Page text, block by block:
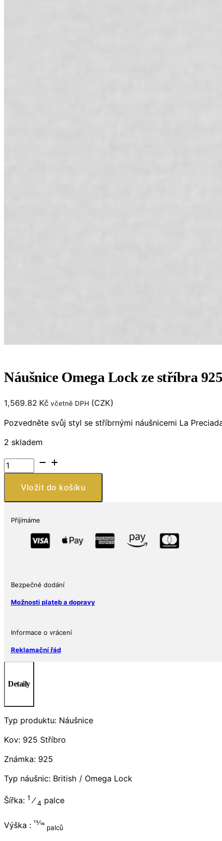
Náušnice Omega Lock ze stříbra
1,569.82 Kč včetně DPH (CZK)
Pozvedněte svůj styl se stříbrnými náušnicemi La
2 skladem
Náušnice
Omega
Lock
925,
granátem
množství
Vložit do košíku
Přijímáme
Bezpečné dodání
Možnosti plateb a dopravy
Informace o vrácení
Reklamační řád
Detaily
Typ produktu: Náušnice
Kov: 925 Stříbro
Známka: 925
Typ náušnic: British / Omega Lock
Šířka: 1⁄4 palce
Výška : 13⁄16
palců